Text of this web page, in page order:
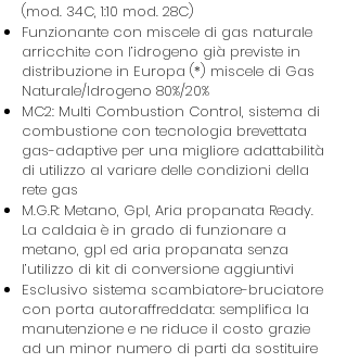
(mod. 34C, 1:10 mod. 28C)
Funzionante con miscele di gas naturale
arricchite con l’idrogeno già previste in
distribuzione in Europa (*) miscele di Gas
Naturale/Idrogeno 80%/20%
MC2: Multi Combustion Control, sistema di
combustione con tecnologia brevettata
gas-adaptive per una migliore adattabilità
di utilizzo al variare delle condizioni della
rete gas
M.G.R: Metano, Gpl, Aria propanata Ready.
La caldaia è in grado di funzionare a
metano, gpl ed aria propanata senza
l’utilizzo di kit di conversione aggiuntivi
Esclusivo sistema scambiatore-bruciatore
con porta autoraffreddata: semplifica la
manutenzione e ne riduce il costo grazie
ad un minor numero di parti da sostituire